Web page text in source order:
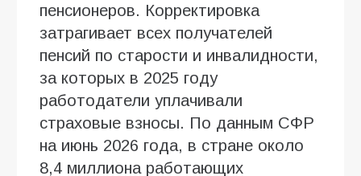
пенсионеров. Корректировка
затрагивает всех получателей
пенсий по старости и инвалидности,
за которых в 2025 году
работодатели уплачивали
страховые взносы. По данным СФР
на июнь 2026 года, в стране около
8,4 миллиона работающих